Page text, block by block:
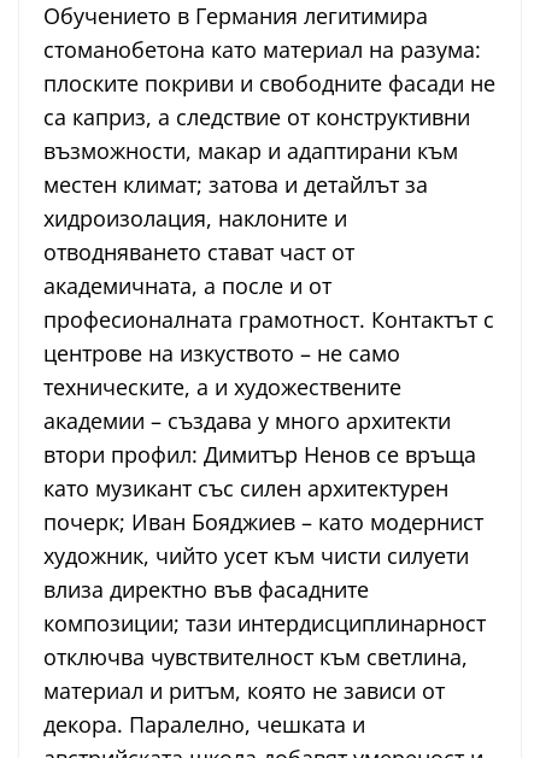
Обучението в Германия легитимира
стоманобетона като материал на разума:
плоските покриви и свободните фасади не
са каприз, а следствие от конструктивни
възможности, макар и адаптирани към
местен климат; затова и детайлът за
хидроизолация, наклоните и
отводняването стават част от
академичната, а после и от
професионалната грамотност. Контактът с
центрове на изкуството – не само
техническите, а и художествените
академии – създава у много архитекти
втори профил: Димитър Ненов се връща
като музикант със силен архитектурен
почерк; Иван Бояджиев – като модернист
художник, чийто усет към чисти силуети
влиза директно във фасадните
композиции; тази интердисциплинарност
отключва чувствителност към светлина,
материал и ритъм, която не зависи от
декора. Паралелно, чешката и